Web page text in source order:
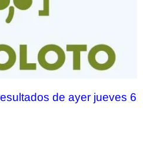
de ayer jueves 6